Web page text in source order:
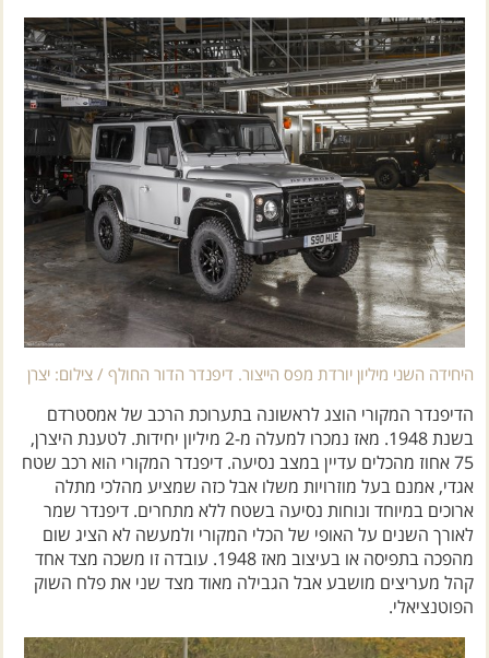
היחידה השני מיליון יורדת מפס הייצור. דיפנדר הדור החולף / צילום: יצרן
הדיפנדר המקורי הוצג לראשונה בתערוכת הרכב של אמסטרדם
בשנת 1948. מאז נמכרו למעלה מ-2 מיליון יחידות. לטענת היצרן,
75 אחוז מהכלים עדיין במצב נסיעה. דיפנדר המקורי הוא רכב שטח
אגדי, אמנם בעל מוזרויות משלו אבל כזה שמציע מהלכי מתלה
ארוכים במיוחד ונוחות נסיעה בשטח ללא מתחרים. דיפנדר שמר
לאורך השנים על האופי של הכלי המקורי ולמעשה לא הציג שום
מהפכה בתפיסה או בעיצוב מאז 1948. עובדה זו משכה מצד אחד
קהל מעריצים מושבע אבל הגבילה מאוד מצד שני את פלח השוק
הפוטנציאלי.